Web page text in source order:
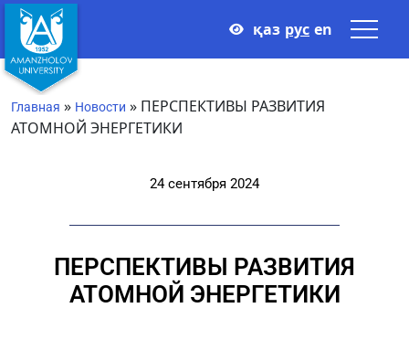
қаз рус en
Главная » Новости » ПЕРСПЕКТИВЫ РАЗВИТИЯ
АТОМНОЙ ЭНЕРГЕТИКИ
24 сентября 2024
ПЕРСПЕКТИВЫ РАЗВИТИЯ
АТОМНОЙ ЭНЕРГЕТИКИ